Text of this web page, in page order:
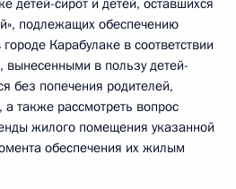
детей-сирот и детей, оставшихся
подлежащих обеспечению
Карабулаке в соответствии
в пользу детей-
без попечения родителей,
также рассмотреть вопрос
жилого помещения указанной
обеспечения их жилым